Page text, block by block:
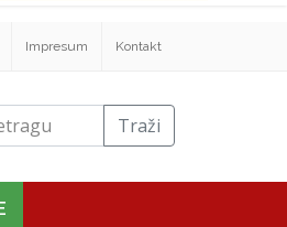
Impresum Kontakt
Traži